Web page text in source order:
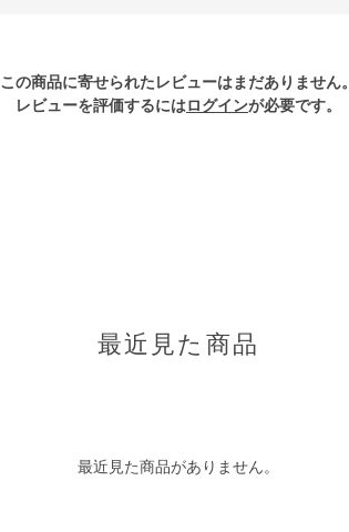
この商品に寄せられたレビューはまだありません。
レビューを評価するにはログインが必要です。
最近見た商品
最近見た商品がありません。